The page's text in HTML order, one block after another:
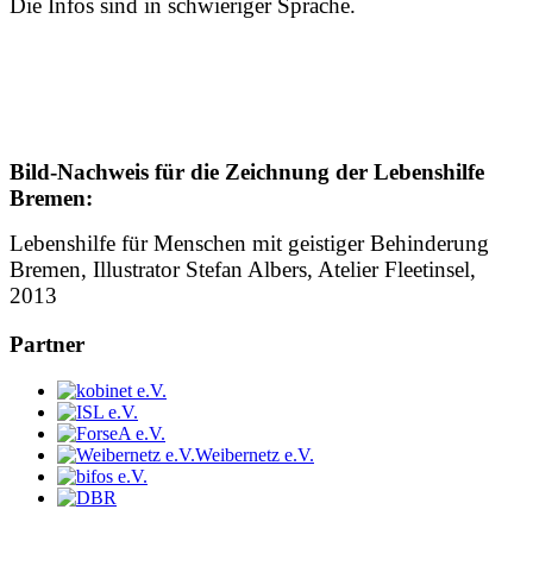
Die Infos sind in schwieriger Sprache.
Bild-Nachweis für die Zeichnung der Lebenshilfe
Bremen:
Lebenshilfe für Menschen mit geistiger Behinderung
Bremen, Illustrator Stefan Albers, Atelier Fleetinsel,
2013
Partner
Weibernetz e.V.